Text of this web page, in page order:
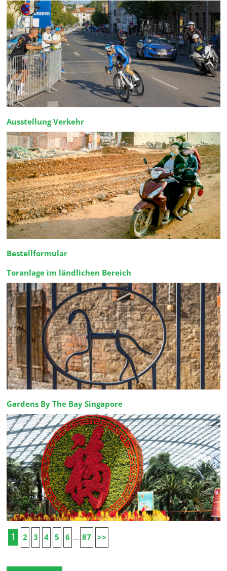
Ausstellung Verkehr
Bestellformular
Toranlage im ländlichen Bereich
Gardens By The Bay Singapore
1 2 3 4 5 6 ... 87 >>